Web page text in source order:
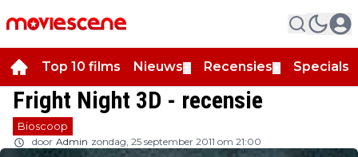
Top 10 films Nieuws Recensies Specials
Fright Night 3D - recensie
Bioscoop
door Admin zondag, 25 september 2011 om 21:00